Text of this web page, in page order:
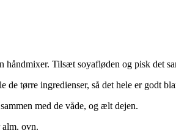
håndmixer. Tilsæt soyafløden og pisk det
de tørre ingredienser, så det hele er godt
med de våde, og ælt dejen.
ovn.